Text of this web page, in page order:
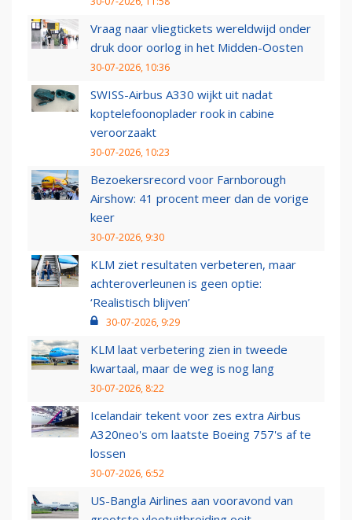
Vraag naar vliegtickets wereldwijd onder
druk door oorlog in het Midden-Oosten
30-07-2026, 10:36
SWISS-Airbus A330 wijkt uit nadat
koptelefoonoplader rook in cabine
veroorzaakt
30-07-2026, 10:23
Bezoekersrecord voor Farnborough
Airshow: 41 procent meer dan de vorige
keer
30-07-2026, 9:30
KLM ziet resultaten verbeteren, maar
achteroverleunen is geen optie:
‘Realistisch blijven’
30-07-2026, 9:29
KLM laat verbetering zien in tweede
kwartaal, maar de weg is nog lang
30-07-2026, 8:22
Icelandair tekent voor zes extra Airbus
A320neo's om laatste Boeing 757's af te
lossen
30-07-2026, 6:52
US-Bangla Airlines aan vooravond van